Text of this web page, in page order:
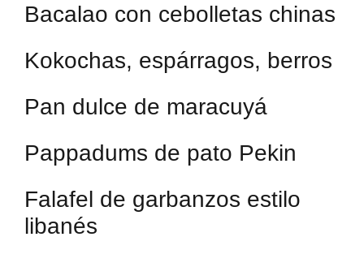
Bacalao con cebolletas chinas
Kokochas, espárragos, berros
Pan dulce de maracuyá
Pappadums de pato Pekin
Falafel de garbanzos estilo
libanés